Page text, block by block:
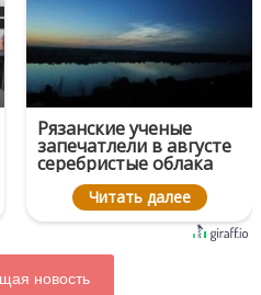
Рязанские ученые
запечатлели в августе
серебристые облака
Читать далее
новость